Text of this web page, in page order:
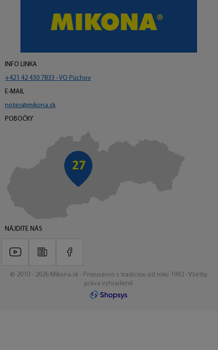
INFO LINKA
+421 42 430 7833 - VO Púchov
E-MAIL
notes@mikona.sk
POBOČKY
NÁJDITE NÁS
© 2010 - 2026 Mikona.sk - Pneuservis s tradíciou od roku 1992 - Všetky
práva vyhradené